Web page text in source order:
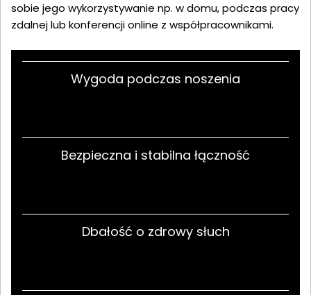
sobie jego wykorzystywanie np. w domu, podczas pracy
zdalnej lub konferencji online z współpracownikami.
Wygoda podczas noszenia
Bezpieczna i stabilna łączność
Dbałość o zdrowy słuch